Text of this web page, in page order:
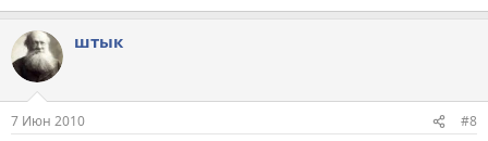
штык
7 Июн 2010 #8